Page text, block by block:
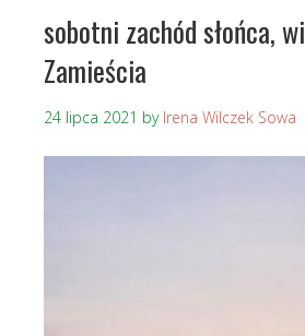
sobotni zachód słońca,
Zamieścia
24 lipca 2021 by Irena Wilczek Sowa